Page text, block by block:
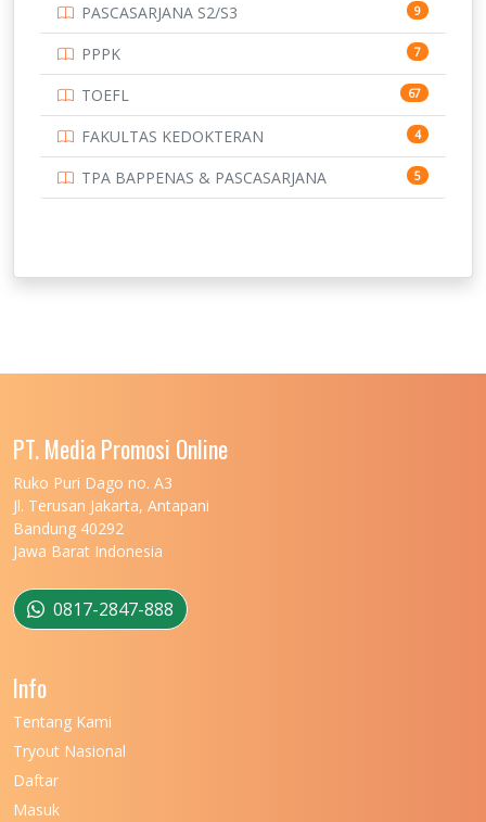
UNIVERSITAS CENDRAWASIH 14
15
219
11
159
UNIVERSITAS JEMBER
UNIVERSITAS MALIKUSSALEH
UNIVERSITAS MARITIM RAJA ALI HAJI
UNIVERSITAS MATARAM
UNIVERSITAS MULAWARMAN
UNIVERSITAS MUSAMUS
UNIVERSITAS NEGERI KHAIRUN
PASCASARJANA S2/S3 9
PPPK 7
TOEFL 67
FAKULTAS KEDOKTERAN 4
TPA BAPPENAS & PASCASARJANA 5
PT. Media Promosi Online
Ruko Puri Dago no. A3
Jl. Terusan Jakarta, Antapani
Bandung 40292
Jawa Barat Indonesia
0817-2847-888
Info
Tentang Kami
Tryout Nasional
Daftar
Masuk